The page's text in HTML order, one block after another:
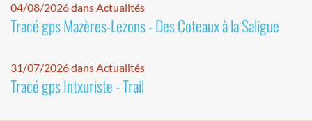
04/08/2026 dans Actualités
Tracé gps Mazères-Lezons - Des Coteaux à la Saligue
31/07/2026 dans Actualités
Tracé gps Intxuriste - Trail